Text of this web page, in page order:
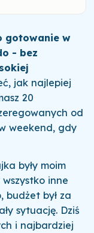
gotowanie w
- bez
jak najlepiej
20
od
weekend, gdy
były moim
inne
budżet był za
sytuację. Dziś
i najbardziej